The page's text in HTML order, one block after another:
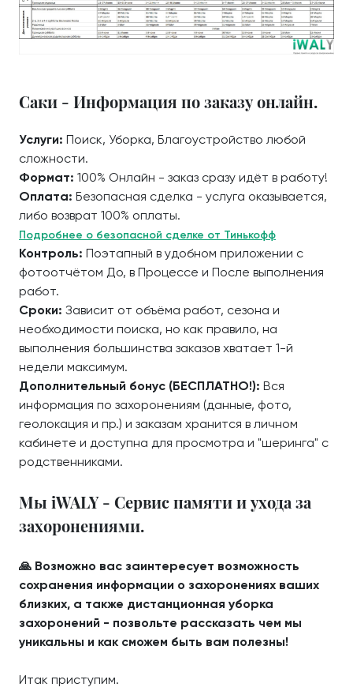
Саки - Информация по заказу онлайн.
Услуги: Поиск, Уборка, Благоустройство любой
сложности.
Формат: 100% Онлайн - заказ сразу идёт в работу!
Оплата: Безопасная сделка - услуга оказывается,
либо возврат 100% оплаты.
Подробнее о безопасной сделке от Тинькофф
Контроль: Поэтапный в удобном приложении с
фотоотчётом До, в Процессе и После выполнения
работ.
Сроки: Зависит от объёма работ, сезона и
необходимости поиска, но как правило, на
выполнения большинства заказов хватает 1-й
недели максимум.
Дополнительный бонус (БЕСПЛАТНО!): Вся
информация по захоронениям (данные, фото,
геолокация и пр.) и заказам хранится в личном
кабинете и доступна для просмотра и "шеринга" с
родственниками.
Мы iWALY - Сервис памяти и ухода за
захоронениями.
🙏 Возможно вас заинтересует возможность
сохранения информации о захоронениях ваших
близких, а также дистанционная уборка
захоронений - позвольте рассказать чем мы
уникальны и как сможем быть вам полезны!
Итак приступим.